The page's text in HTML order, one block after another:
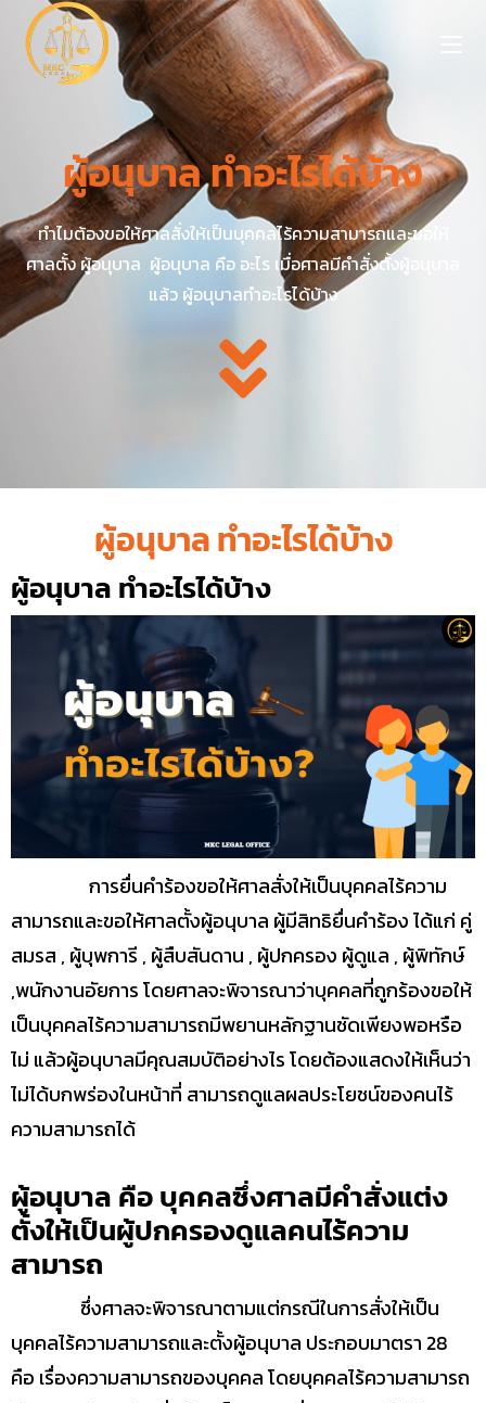
ผู้อนุบาล ทำอะไรได้บ้าง
ทำไมต้องขอให้ศาลสั่งให้เป็นบุคคลไร้ความสามารถและขอให้
ศาลตั้ง ผู้อนุบาล ผู้อนุบาล คือ อะไร เมื่อศาลมีคำสั่งตั้งผู้อนุบาล
แล้ว ผู้อนุบาลทำอะไรได้บ้าง
ผู้อนุบาล ทำอะไรได้บ้าง
ผู้อนุบาล ทำอะไรได้บ้าง
การยื่นคำร้องขอให้ศาลสั่งให้เป็นบุคคลไร้ความ
สามารถและขอให้ศาลตั้งผู้อนุบาล ผู้มีสิทธิยื่นคำร้อง ได้แก่ คู่
สมรส , ผู้บุพการี , ผู้สืบสันดาน , ผู้ปกครอง ผู้ดูแล , ผู้พิทักษ์
,พนักงานอัยการ โดยศาลจะพิจารณาว่าบุคคลที่ถูกร้องขอให้
เป็นบุคคลไร้ความสามารถมีพยานหลักฐานชัดเพียงพอหรือ
ไม่ แล้วผู้อนุบาลมีคุณสมบัติอย่างไร โดยต้องแสดงให้เห็นว่า
ไม่ได้บกพร่องในหน้าที่ สามารถดูแลผลประโยชน์ของคนไร้
ความสามารถได้
ผู้อนุบาล คือ บุคคลซึ่งศาลมีคำสั่งแต่ง
ตั้งให้เป็นผู้ปกครองดูแลคนไร้ความ
สามารถ
ซึ่งศาลจะพิจารณาตามแต่กรณีในการสั่งให้เป็น
บุคคลไร้ความสามารถและตั้งผู้อนุบาล ประกอบมาตรา 28
คือ เรื่องความสามารถของบุคคล โดยบุคคลไร้ความสามารถ